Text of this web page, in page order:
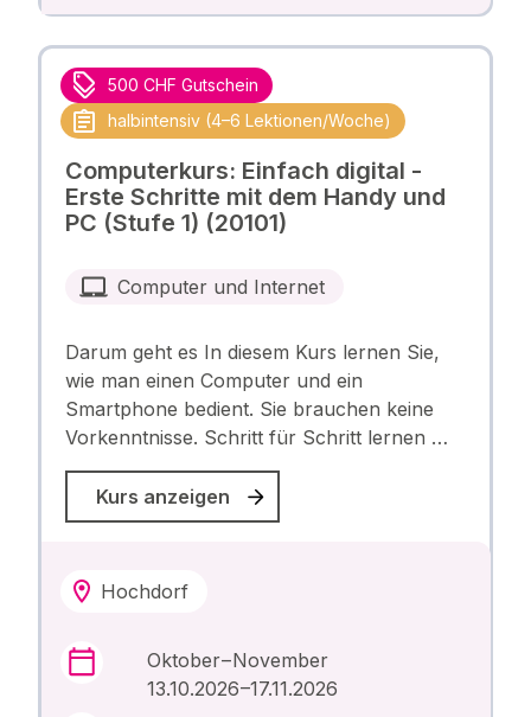
500 CHF Gutschein
halbintensiv (4–6 Lektionen/Woche)
Computerkurs: Einfach digital -
Erste Schritte mit dem Handy und
PC (Stufe 1) (20101)
Computer und Internet
Darum geht es In diesem Kurs lernen Sie,
wie man einen Computer und ein
Smartphone bedient. Sie brauchen keine
Vorkenntnisse. Schritt für Schritt lernen …
Kurs anzeigen
Hochdorf
Oktober – November
13.10.2026 –17.11.2026